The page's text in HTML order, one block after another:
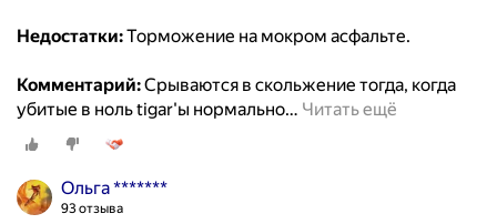
Недостатки:Торможение на мокром асфальте.
Комментарий:Срываются в скольжение тогда, когда
убитые в ноль tigar'ы нормально… Читать ещё
Ольга *******
93 отзыва